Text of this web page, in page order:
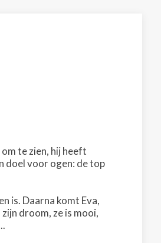
te zien, hij heeft
doel voor ogen: de top
is. Daarna komt Eva,
droom, ze is mooi,